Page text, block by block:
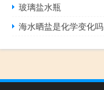
玻璃盐水瓶
海水晒盐是化学变化吗